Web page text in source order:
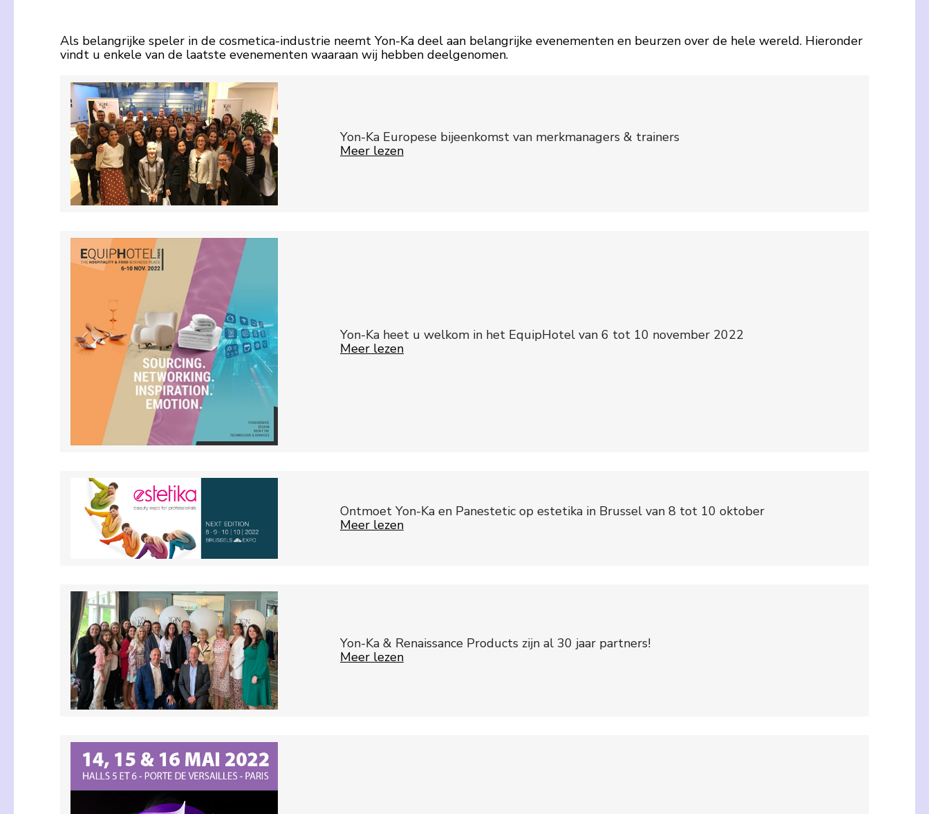
Als belangrijke speler in de cosmetica-industrie neemt Yon-Ka deel aan belangrijke evenementen en beurzen over de hele wereld. Hieronder
vindt u enkele van de laatste evenementen waaraan wij hebben deelgenomen.
Yon-Ka Europese bijeenkomst van merkmanagers & trainers
Meer lezen
Yon-Ka heet u welkom in het EquipHotel van 6 tot 10 november 2022
Meer lezen
Ontmoet Yon-Ka en Panestetic op estetika in Brussel van 8 tot 10 oktober
Meer lezen
Yon-Ka & Renaissance Products zijn al 30 jaar partners!
Meer lezen